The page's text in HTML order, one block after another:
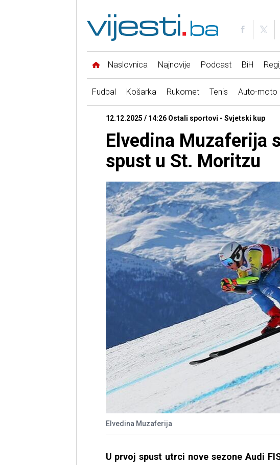
Naslovnica Najnovije Podcast BiH
Fudbal Košarka Rukomet Tenis Auto-moto
12.12.2025 / 14:26 Ostali sportovi - Svjetski kup
Elvedina Muzaferija
spust u St. Moritzu
Elvedina Muzaferija
U prvoj spust utrci nove sezone Audi